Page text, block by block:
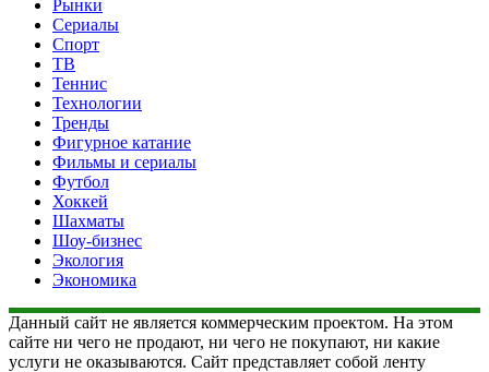
Рынки
Сериалы
Спорт
ТВ
Теннис
Технологии
Тренды
Фигурное катание
Фильмы и сериалы
Футбол
Хоккей
Шахматы
Шоу-бизнес
Экология
Экономика
Данный сайт не является коммерческим проектом. На этом
сайте ни чего не продают, ни чего не покупают, ни какие
услуги не оказываются. Сайт представляет собой ленту